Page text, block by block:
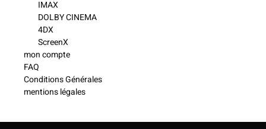
IMAX
DOLBY CINEMA
4DX
ScreenX
mon compte
FAQ
Conditions Générales
mentions légales